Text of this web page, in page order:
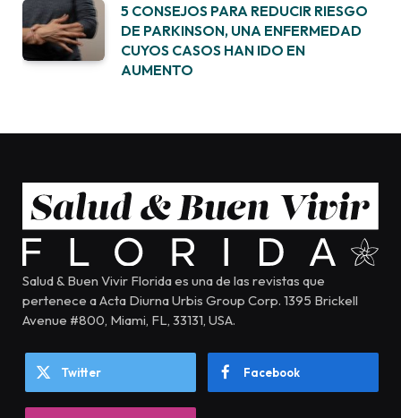
5 CONSEJOS PARA REDUCIR RIESGO
DE PARKINSON, UNA ENFERMEDAD
CUYOS CASOS HAN IDO EN
AUMENTO
Salud & Buen Vivir Florida es una de las revistas que
pertenece a Acta Diurna Urbis Group Corp. 1395 Brickell
Avenue #800, Miami, FL, 33131, USA.
Twitter Facebook